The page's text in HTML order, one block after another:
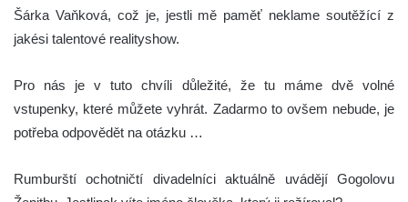
Šárka Vaňková, což je, jestli mě paměť neklame soutěžící z
jakési talentové realityshow.
Pro nás je v tuto chvíli důležité, že tu máme dvě volné
vstupenky, které můžete vyhrát. Zadarmo to ovšem nebude, je
potřeba odpovědět na otázku …
Rumburští ochotničtí divadelníci aktuálně uvádějí Gogolovu